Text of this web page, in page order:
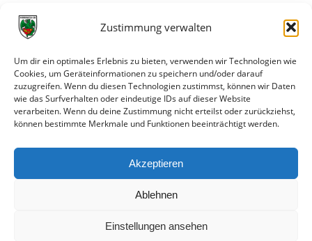
Zustimmung verwalten
Um dir ein optimales Erlebnis zu bieten, verwenden wir Technologien wie
Cookies, um Geräteinformationen zu speichern und/oder darauf
zuzugreifen. Wenn du diesen Technologien zustimmst, können wir Daten
wie das Surfverhalten oder eindeutige IDs auf dieser Website
verarbeiten. Wenn du deine Zustimmung nicht erteilst oder zurückziehst,
können bestimmte Merkmale und Funktionen beeinträchtigt werden.
Akzeptieren
Ablehnen
Einstellungen ansehen
31. Juli 2026
30. Juli 2026
Deine Spielminute: 89+1
28. Juli 2026
Neuer Rückensponsor
Neue Podcast-Folge: So tickt Björn!
27. Juli 2026